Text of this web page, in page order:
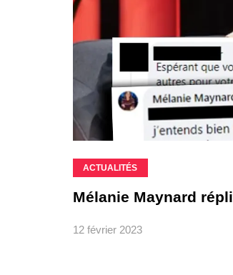
ACTUALITÉS
Mélanie Maynard
12 février 2023